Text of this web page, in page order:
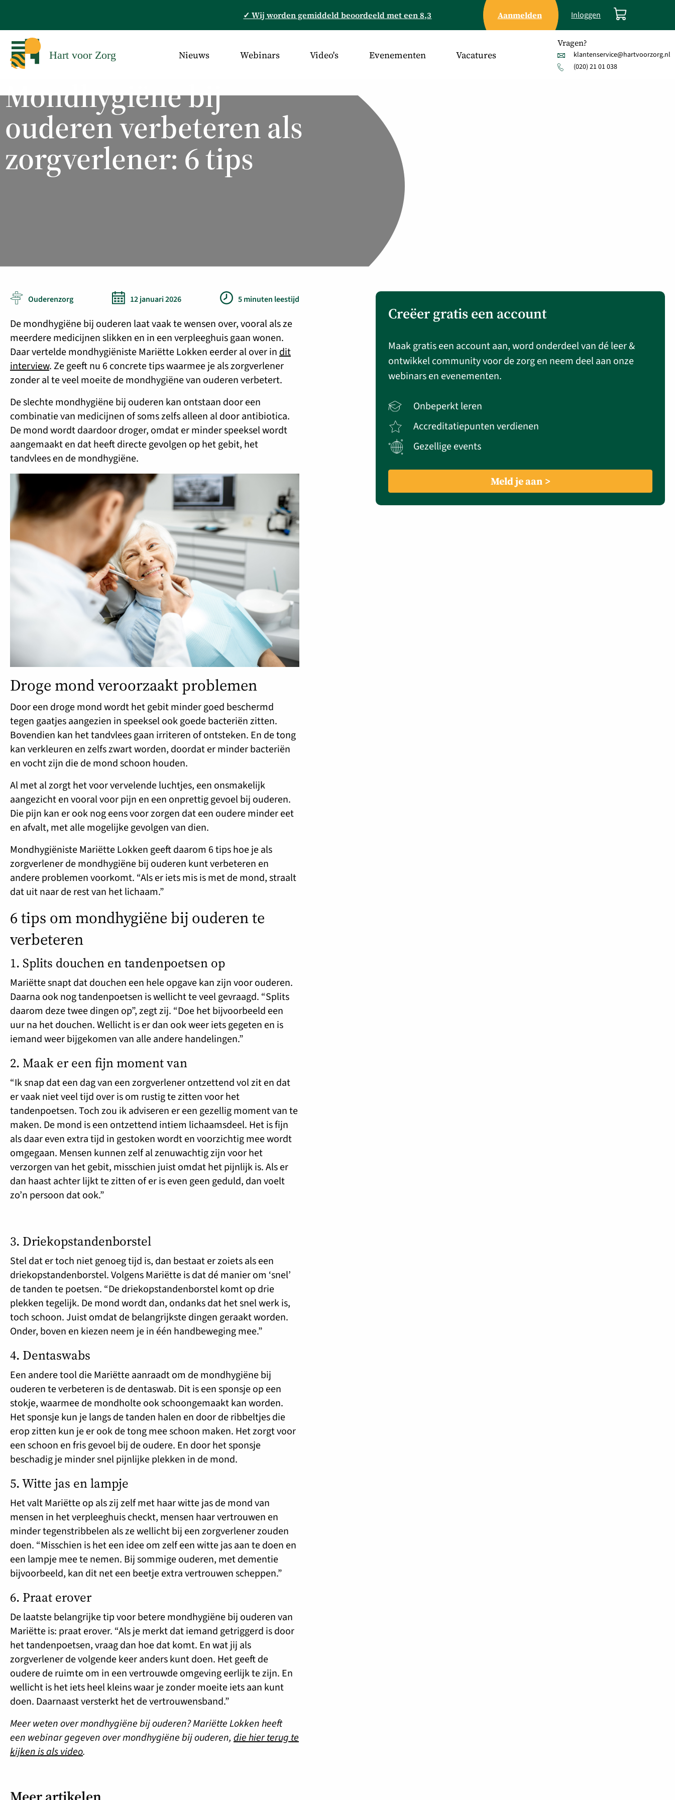
✓ Wij worden gemiddeld beoordeeld met een 8,3 Aanmelden Inloggen
Hart voor Zorg Nieuws Webinars Video's Evenementen Vacatures
Vragen?
klantenservice@hartvoorzorg.nl
(020) 21 01 038
Mondhygiëne bij
ouderen verbeteren als
zorgverlener: 6 tips
Ouderenzorg 12 januari 2026 5 minuten leestijd
De mondhygiëne bij ouderen laat vaak te wensen over, vooral als ze
meerdere medicijnen slikken en in een verpleeghuis gaan wonen.
Daar vertelde mondhygiëniste Mariëtte Lokken eerder al over indit
interview. Ze geeft nu 6 concrete tips waarmee je als zorgverlener
zonder al te veel moeite de mondhygiëne van ouderen verbetert.
De slechte mondhygiëne bij ouderen kan ontstaan door een
combinatie van medicijnen of soms zelfs alleen al door antibiotica.
De mond wordt daardoor droger, omdat er minder speeksel wordt
aangemaakt en dat heeft directe gevolgen op het gebit, het
tandvlees en de mondhygiëne.
Droge mond veroorzaakt problemen
Door een droge mond wordt het gebit minder goed beschermd
tegen gaatjes aangezien in speeksel ook goede bacteriën zitten.
Bovendien kan het tandvlees gaan irriteren of ontsteken. En de tong
kan verkleuren en zelfs zwart worden, doordat er minder bacteriën
en vocht zijn die de mond schoon houden.
Al met al zorgt het voor vervelende luchtjes, een onsmakelijk
aangezicht en vooral voor pijn en een onprettig gevoel bij ouderen.
Die pijn kan er ook nog eens voor zorgen dat een oudere minder eet
en afvalt, met alle mogelijke gevolgen van dien.
Mondhygiëniste Mariëtte Lokken geeft daarom 6 tips hoe je als
zorgverlener de mondhygiëne bij ouderen kunt verbeteren en
andere problemen voorkomt. “Als er iets mis is met de mond, straalt
dat uit naar de rest van het lichaam.”
6 tips om mondhygiëne bij ouderen te
verbeteren
1. Splits douchen en tandenpoetsen op
Mariëtte snapt dat douchen een hele opgave kan zijn voor ouderen.
Daarna ook nog tandenpoetsen is wellicht te veel gevraagd. “Splits
daarom deze twee dingen op”, zegt zij. “Doe het bijvoorbeeld een
uur na het douchen. Wellicht is er dan ook weer iets gegeten en is
iemand weer bijgekomen van alle andere handelingen.”
2. Maak er een fijn moment van
“Ik snap dat een dag van een zorgverlener ontzettend vol zit en dat
er vaak niet veel tijd over is om rustig te zitten voor het
tandenpoetsen. Toch zou ik adviseren er een gezellig moment van te
maken. De mond is een ontzettend intiem lichaamsdeel. Het is fijn
als daar even extra tijd in gestoken wordt en voorzichtig mee wordt
omgegaan. Mensen kunnen zelf al zenuwachtig zijn voor het
verzorgen van het gebit, misschien juist omdat het pijnlijk is. Als er
dan haast achter lijkt te zitten of er is even geen geduld, dan voelt
zo’n persoon dat ook.”
3. Driekopstandenborstel
Stel dat er toch niet genoeg tijd is, dan bestaat er zoiets als een
driekopstandenborstel. Volgens Mariëtte is dat dé manier om ‘snel’
de tanden te poetsen. “De driekopstandenborstel komt op drie
plekken tegelijk. De mond wordt dan, ondanks dat het snel werk is,
toch schoon. Juist omdat de belangrijkste dingen geraakt worden.
Onder, boven en kiezen neem je in één handbeweging mee.”
4. Dentaswabs
Een andere tool die Mariëtte aanraadt om de mondhygiëne bij
ouderen te verbeteren is de dentaswab. Dit is een sponsje op een
stokje, waarmee de mondholte ook schoongemaakt kan worden.
Het sponsje kun je langs de tanden halen en door de ribbeltjes die
erop zitten kun je er ook de tong mee schoon maken. Het zorgt voor
een schoon en fris gevoel bij de oudere. En door het sponsje
beschadig je minder snel pijnlijke plekken in de mond.
5. Witte jas en lampje
Het valt Mariëtte op als zij zelf met haar witte jas de mond van
mensen in het verpleeghuis checkt, mensen haar vertrouwen en
minder tegenstribbelen als ze wellicht bij een zorgverlener zouden
doen. “Misschien is het een idee om zelf een witte jas aan te doen en
een lampje mee te nemen. Bij sommige ouderen, met dementie
bijvoorbeeld, kan dit net een beetje extra vertrouwen scheppen.”
6. Praat erover
De laatste belangrijke tip voor betere mondhygiëne bij ouderen van
Mariëtte is: praat erover. “Als je merkt dat iemand getriggerd is door
het tandenpoetsen, vraag dan hoe dat komt. En wat jij als
zorgverlener de volgende keer anders kunt doen. Het geeft de
oudere de ruimte om in een vertrouwde omgeving eerlijk te zijn. En
wellicht is het iets heel kleins waar je zonder moeite iets aan kunt
doen. Daarnaast versterkt het de vertrouwensband.”
Meer weten over mondhygiëne bij ouderen? Mariëtte Lokken heeft
een webinar gegeven over mondhygiëne bij ouderen, die hier terug te
kijken is als video.
Creëer gratis een account
Maak gratis een account aan, word onderdeel van dé leer &
ontwikkel community voor de zorg en neem deel aan onze
webinars en evenementen.
Onbeperkt leren
Accreditatiepunten verdienen
Gezellige events
Meld je aan